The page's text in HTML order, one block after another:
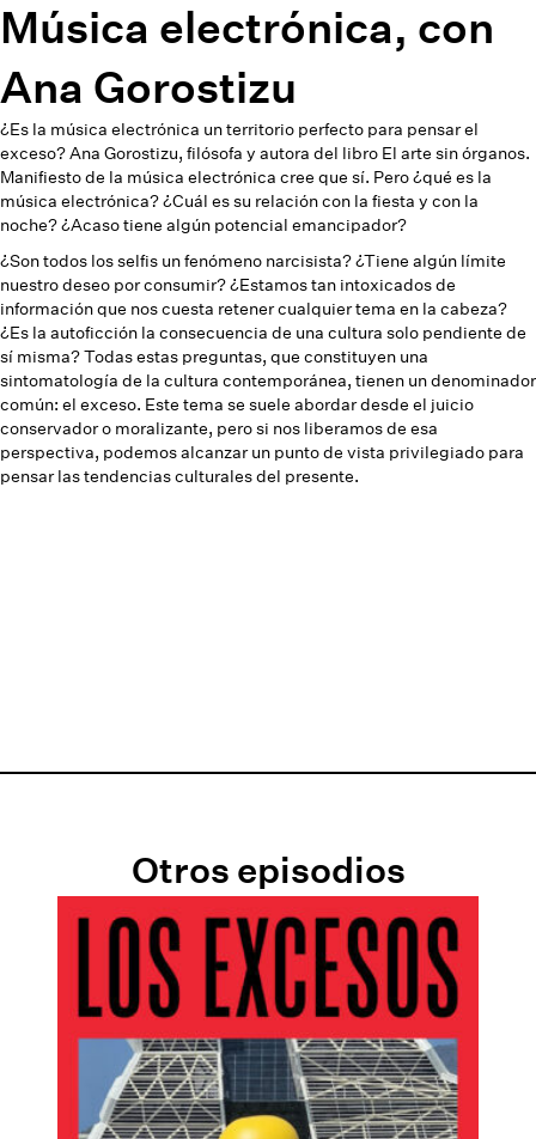
Música electrónica, con
Ana Gorostizu
¿Es la música electrónica un territorio perfecto para pensar el
exceso? Ana Gorostizu, filósofa y autora del libro El arte sin órganos.
Manifiesto de la música electrónica cree que sí. Pero ¿qué es la
música electrónica? ¿Cuál es su relación con la fiesta y con la
noche? ¿Acaso tiene algún potencial emancipador?
¿Son todos los selfis un fenómeno narcisista? ¿Tiene algún límite
nuestro deseo por consumir? ¿Estamos tan intoxicados de
información que nos cuesta retener cualquier tema en la cabeza?
¿Es la autoficción la consecuencia de una cultura solo pendiente de
sí misma? Todas estas preguntas, que constituyen una
sintomatología de la cultura contemporánea, tienen un denominador
común: el exceso. Este tema se suele abordar desde el juicio
conservador o moralizante, pero si nos liberamos de esa
perspectiva, podemos alcanzar un punto de vista privilegiado para
pensar las tendencias culturales del presente.
Otros episodios